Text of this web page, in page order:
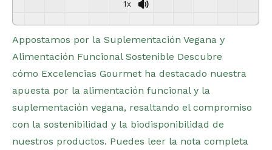
1x
Powered By GSpeech
Appostamos por la Suplementación Vegana y
Alimentación Funcional Sostenible Descubre
cómo Excelencias Gourmet ha destacado nuestra
apuesta por la alimentación funcional y la
suplementación vegana, resaltando el compromiso
con la sostenibilidad y la biodisponibilidad de
nuestros productos. Puedes leer la nota completa